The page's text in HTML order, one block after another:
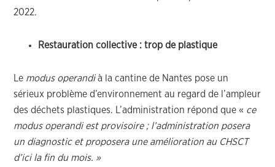
2022.
Restauration collective : trop de plastique
Le modus operandià la cantine de Nantes pose un
sérieux problème d’environnement au regard de l’ampleur
des déchets plastiques. L’administration répond que « ce
modus operandi est provisoire ; l’administration posera
un diagnostic et proposera une amélioration au CHSCT
d’ici la fin du mois. »